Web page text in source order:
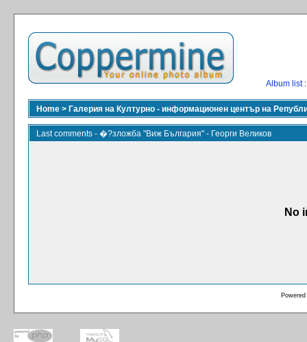
Album list
Home > Галерия на Културно - информационен център на
Last comments - �?зложба "Виж България" - Георги Великов
No